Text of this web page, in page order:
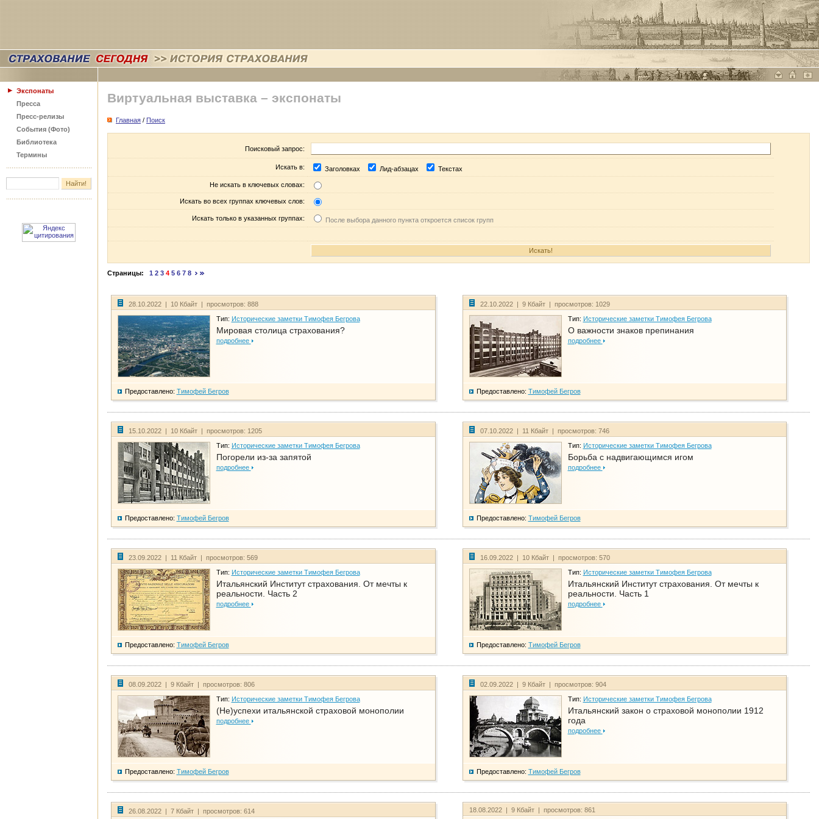
Экспонаты
Пресса
Пресс-релизы
События (Фото)
Библиотека
Термины
Виртуальная выставка – экспонаты
Главная / Поиск
Поисковый запрос:
Искать в: Заголовках Лид-абзацах Текстах
Не искать в ключевых словах:
Искать во всех группах ключевых слов:
Искать только в указанных группах: После выбора данного пункта откроется список групп
Страницы: 1 2 3 4 5 6 7 8
28.10.2022 | 10 Кбайт | просмотров: 888
Тип: Исторические заметки Тимофея Бегрова
Мировая столица страхования?
подробнее
Предоставлено: Тимофей Бегров
22.10.2022 | 9 Кбайт | просмотров: 1029
Тип: Исторические заметки Тимофея Бегрова
О важности знаков препинания
подробнее
Предоставлено: Тимофей Бегров
15.10.2022 | 10 Кбайт | просмотров: 1205
Тип: Исторические заметки Тимофея Бегрова
Погорели из-за запятой
подробнее
Предоставлено: Тимофей Бегров
07.10.2022 | 11 Кбайт | просмотров: 746
Тип: Исторические заметки Тимофея Бегрова
Борьба с надвигающимся игом
подробнее
Предоставлено: Тимофей Бегров
23.09.2022 | 11 Кбайт | просмотров: 569
Тип: Исторические заметки Тимофея Бегрова
Итальянский Институт страхования. От мечты к
реальности. Часть 2
подробнее
Предоставлено: Тимофей Бегров
16.09.2022 | 10 Кбайт | просмотров: 570
Тип: Исторические заметки Тимофея Бегрова
Итальянский Институт страхования. От мечты к
реальности. Часть 1
подробнее
Предоставлено: Тимофей Бегров
08.09.2022 | 9 Кбайт | просмотров: 806
Тип: Исторические заметки Тимофея Бегрова
(Не)успехи итальянской страховой монополии
подробнее
Предоставлено: Тимофей Бегров
02.09.2022 | 9 Кбайт | просмотров: 904
Тип: Исторические заметки Тимофея Бегрова
Итальянский закон о страховой монополии 1912
года
подробнее
Предоставлено: Тимофей Бегров
26.08.2022 | 7 Кбайт | просмотров: 614 18.08.2022 | 9 Кбайт | просмотров: 861